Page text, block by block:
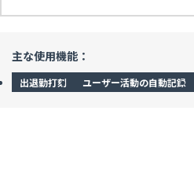
主な使用機能：
出退勤打刻 ユーザー活動の自動記録